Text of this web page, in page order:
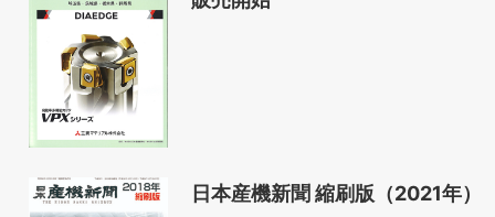
日本産機新聞 縮刷版（2021年）